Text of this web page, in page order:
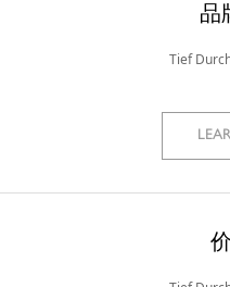
品
Tief